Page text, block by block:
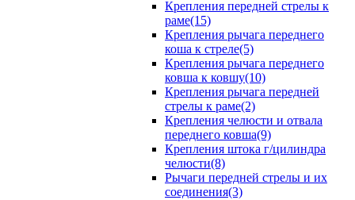
Крепления передней стрелы к
раме(15)
Крепления рычага переднего
коша к стреле(5)
Крепления рычага переднего
ковша к ковшу(10)
Крепления рычага передней
стрелы к раме(2)
Крепления челюсти и отвала
переднего ковша(9)
Крепления штока г/цилиндра
челюсти(8)
Рычаги передней стрелы и их
соединения(3)